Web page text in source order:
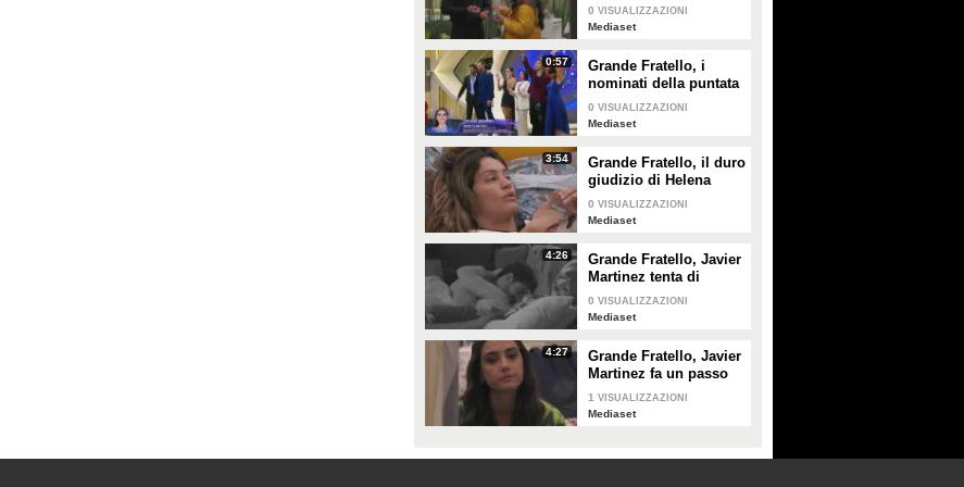
spiega a Shaila Gatta
le ragioni del
Spolverato
0 VISUALIZZAZIONI
Mediaset
0:57
Grande Fratello, i
nominati della puntata
di giovedì 30 gennaio
0 VISUALIZZAZIONI
Mediaset
3:54
Grande Fratello, il duro
giudizio di Helena
Prestes su Zeudi Di
Palma e Javier
0 VISUALIZZAZIONI
Mediaset
4:26
Grande Fratello, Javier
Martinez tenta di
confortare Zeudi Di
Palma
0 VISUALIZZAZIONI
Mediaset
4:27
Grande Fratello, Javier
Martinez fa un passo
indietro con Zeudi Di
Palma
1 VISUALIZZAZIONI
Mediaset